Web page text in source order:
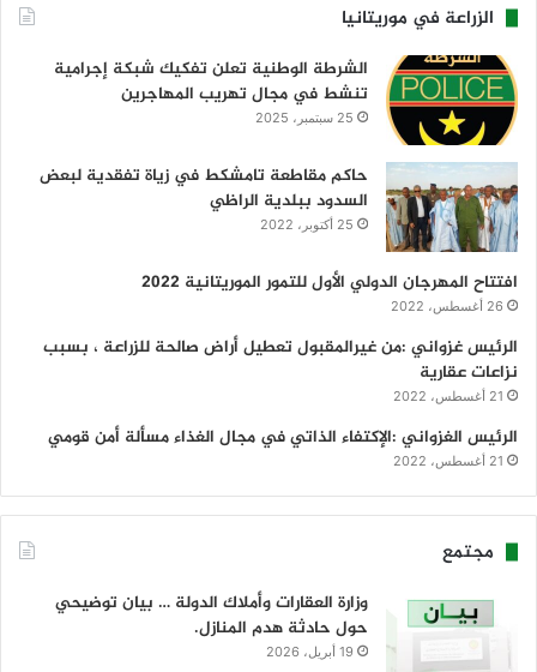
الزراعة في موريتانيا
الشرطة الوطنية تعلن تفكيك شبكة إجرامية
تنشط في مجال تهريب المهاجرين
25 سبتمبر، 2025
حاكم مقاطعة تامشكط في زياة تفقدية لبعض
السدود ببلدية الراظي
25 أكتوبر، 2022
افتتاح المهرجان الدولي الأول للتمور الموريتانية 2022
26 أغسطس، 2022
الرئيس غزواني :من غيرالمقبول تعطيل أراض صالحة للزراعة ، بسبب
نزاعات عقارية
21 أغسطس، 2022
الرئيس الغزواني :الإكتفاء الذاتي في مجال الغذاء مسألة أمن قومي
21 أغسطس، 2022
مجتمع
وزارة العقارات وأملاك الدولة … بيان توضيحي
حول حادثة هدم المنازل.
19 أبريل، 2026